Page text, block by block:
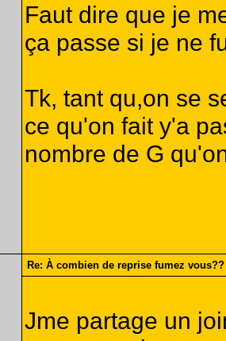
Faut dire que je
ça passe si je ne
Tk, tant qu,on se
ce qu'on fait y'a
nombre de G
Re: À combien de reprise fumez vous??
Jme partage un